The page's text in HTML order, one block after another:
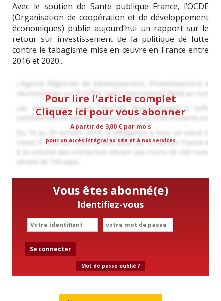
Avec le soutien de Santé publique France, l’OCDE
(Organisation de coopération et de développement
économiques) publie aujourd’hui un rapport sur le
retour sur investissement de la politique de lutte
contre le tabagisme mise en œuvre en France entre
2016 et 2020...
Pour lire l'article complet
Cliquez ici pour vous abonner
A partir de 3,00 € par mois
pour un accès intégral au site et à nos services
Vous êtes abonné(e)
Identifiez-vous
Se connecter
Mot de passe oublié ?